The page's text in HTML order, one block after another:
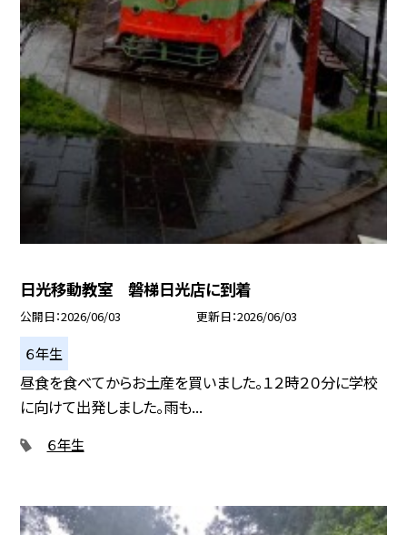
日光移動教室 磐梯日光店に到着
公開日 2026/06/03 更新日 2026/06/03
６年生
昼食を食べてからお土産を買いました。１２時２０分に学校
に向けて出発しました。雨も...
６年生